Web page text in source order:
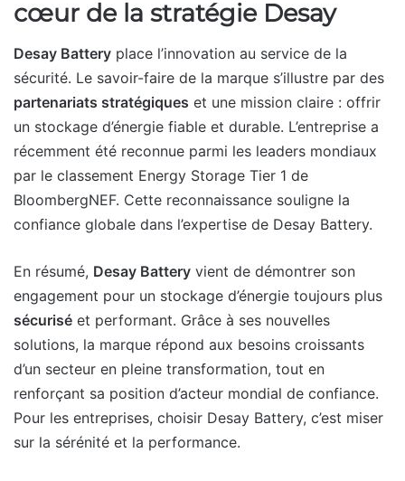
cœur de la stratégie Desay
Desay Battery place l’innovation au service de la
sécurité. Le savoir-faire de la marque s’illustre par des
partenariats stratégiques et une mission claire : offrir
un stockage d’énergie fiable et durable. L’entreprise a
récemment été reconnue parmi les leaders mondiaux
par le classement Energy Storage Tier 1 de
BloombergNEF. Cette reconnaissance souligne la
confiance globale dans l’expertise de Desay Battery.
En résumé, Desay Battery vient de démontrer son
engagement pour un stockage d’énergie toujours plus
sécurisé et performant. Grâce à ses nouvelles
solutions, la marque répond aux besoins croissants
d’un secteur en pleine transformation, tout en
renforçant sa position d’acteur mondial de confiance.
Pour les entreprises, choisir Desay Battery, c’est miser
sur la sérénité et la performance.